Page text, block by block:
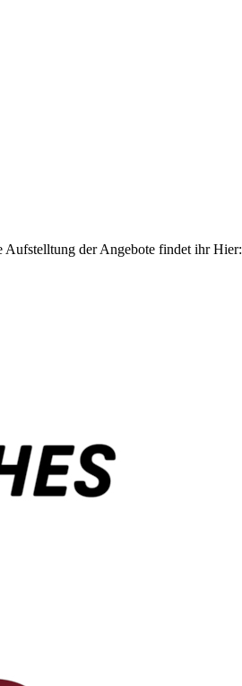
Aufstelltung der Angebote findet ihr Hier: